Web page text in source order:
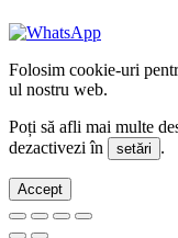
Folosim cookie-uri
ul nostru web.
Poți să afli mai multe
dezactivezi în
setări .
Accept